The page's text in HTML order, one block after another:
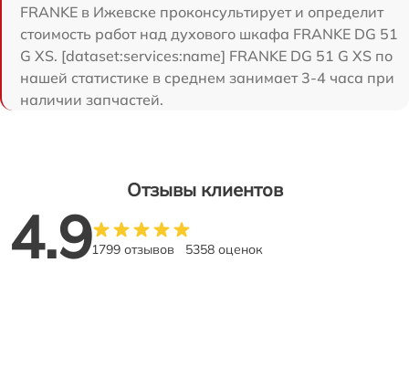
FRANKE в Ижевске проконсультирует и определит
стоимость работ над духового шкафа FRANKE DG 51
G XS. [dataset:services:name] FRANKE DG 51 G XS по
нашей статистике в среднем занимает 3-4 часа при
наличии запчастей.
Отзывы клиентов
4.91799 отзывов 5358 оценок